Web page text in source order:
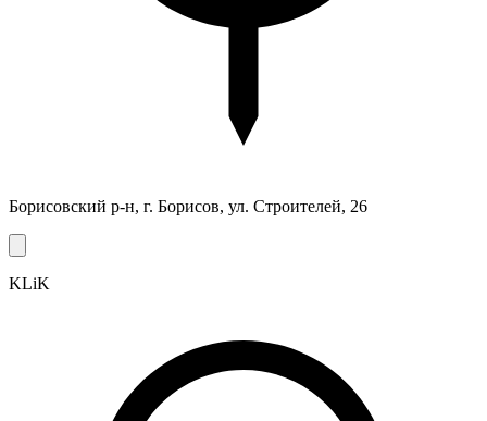
Борисовский р-н, г. Борисов, ул. Строителей, 26
KLiK